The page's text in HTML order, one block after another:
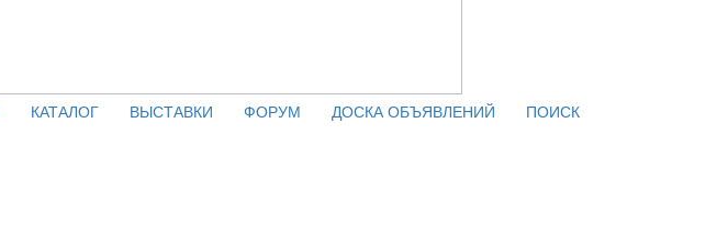
КАТАЛОГ ВЫСТАВКИ ФОРУМ ДОСКА ОБЪЯВЛЕНИЙ
ПОИСК